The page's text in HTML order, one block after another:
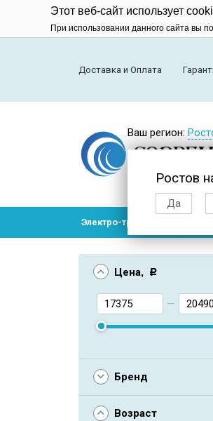
Этот веб-сайт использует
При использовании данного сайта вы
Доставка и Оплата
Ваш регион:
Ростов
Да
Электро-транспорт
Цена , Р
—
Бренд
Возраст